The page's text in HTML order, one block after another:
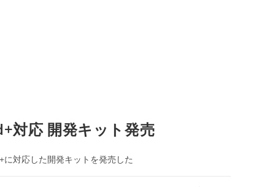
対応 開発キット発売
対応した開発キットを発売した